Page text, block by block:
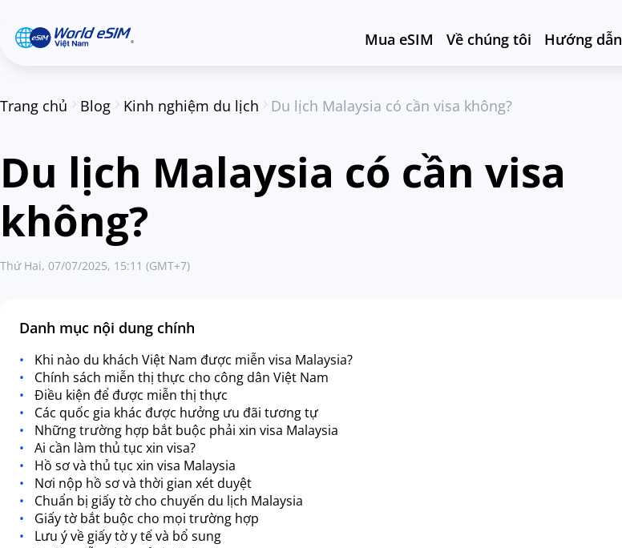
Mua eSIM Về chúng tôi Hướng dẫn
Trang chủ Blog Kinh nghiệm du lịch Du lịch Malaysia có cần visa không?
Du lịch Malaysia có cần visa
không?
Thứ Hai, 07/07/2025, 15:11 (GMT+7)
Danh mục nội dung chính
Khi nào du khách Việt Nam được miễn visa Malaysia?
Chính sách miễn thị thực cho công dân Việt Nam
Điều kiện để được miễn thị thực
Các quốc gia khác được hưởng ưu đãi tương tự
Những trường hợp bắt buộc phải xin visa Malaysia
Ai cần làm thủ tục xin visa?
Hồ sơ và thủ tục xin visa Malaysia
Nơi nộp hồ sơ và thời gian xét duyệt
Chuẩn bị giấy tờ cho chuyến du lịch Malaysia
Giấy tờ bắt buộc cho mọi trường hợp
Lưu ý về giấy tờ y tế và bổ sung